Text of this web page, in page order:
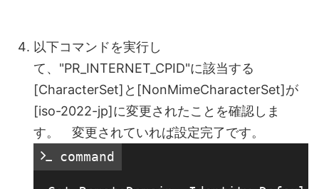
以下コマンドを実行し
て、"PR_INTERNET_CPID"に該当する
[CharacterSet]と[NonMimeCharacterSet]が
[iso-2022-jp]に変更されたことを確認しま
す。 変更されていれば設定完了です。
command